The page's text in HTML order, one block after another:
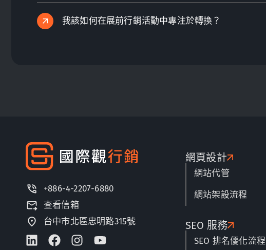
我該如何在展前行銷活動中專注於轉換？
+886-4-2207-6880
查看信箱
台中市北區忠明路315號
網頁設計
網站代管
網站架設流程
SEO 服務
SEO 排名優化流程